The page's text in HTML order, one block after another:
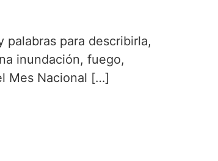
para describirla,
inundación, fuego,
Mes Nacional […]